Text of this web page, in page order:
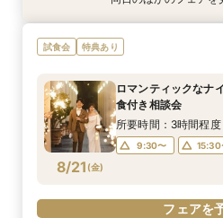
8/20(木)
【憧れのガーデン挙
得なプラン紹介も！
10:00〜
15:30〜
8/20(木)
【初めての見学限定
あり♪】ウエディング
9:30〜
試食会 特典あり
8/21 (金)
ロマンティックなナ
食付き相談会
所要時間：3時間程度
9:30〜 15:30
フェアを